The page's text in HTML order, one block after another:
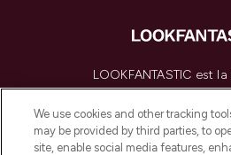
LOOKFANTASTIC est
beauté
proposant les meilleurs
de la peau, des cheveux
de plus de 200
We use cookies and other tracking
may be provided by third parties, to
site, enable social media features,